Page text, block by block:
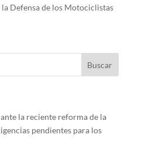
Defensa de los Motociclistas
la reciente reforma de la
pendientes para los